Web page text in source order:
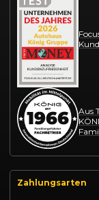
Aus
Zahlungsarten